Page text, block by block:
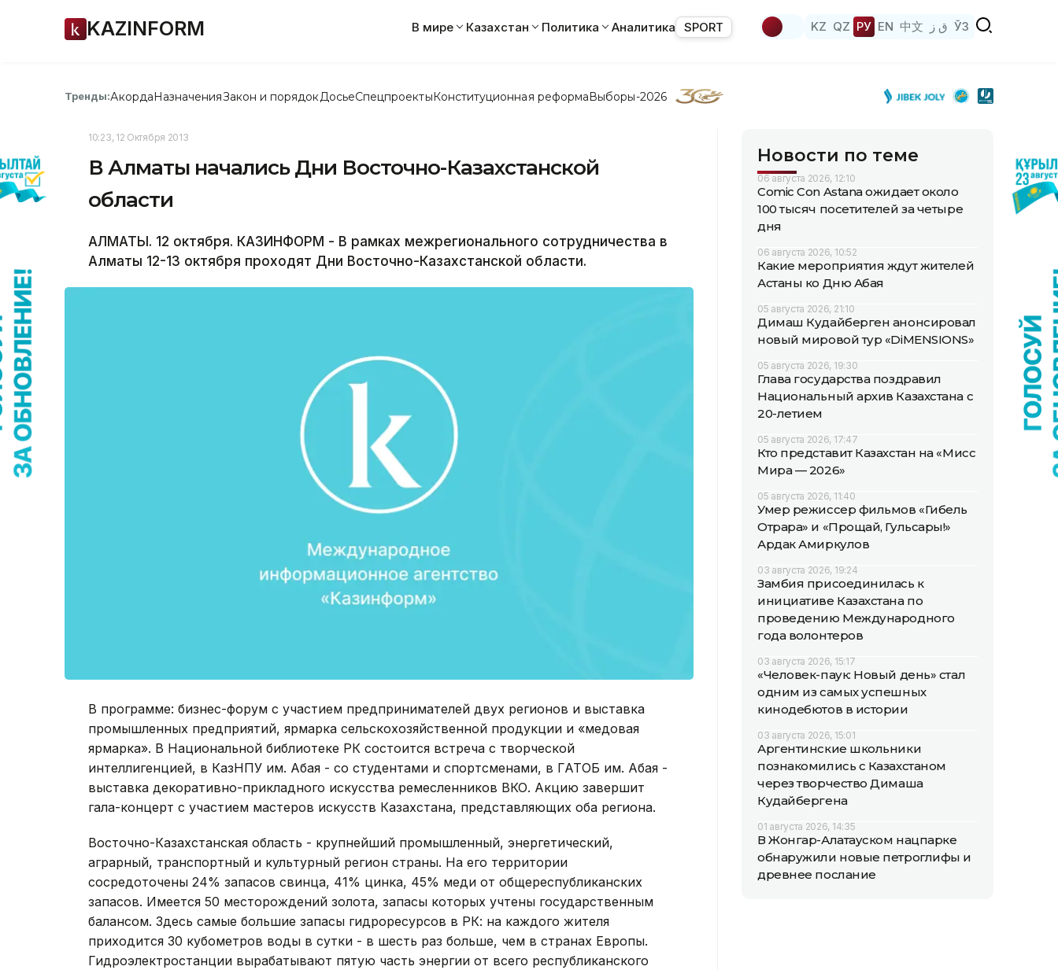
KAZINFORM В мире Казахстан Политика Аналитика SPORT KZ QZ РУ EN 中文 ق ز ЎЗ
Тренды:АкордаНазначенияЗакон и порядок ДосьеСпецпроектыКонституционная реформаВыборы-2026
10:23, 12 Октября 2013
В Алматы начались Дни Восточно-Казахстанской
области
АЛМАТЫ. 12 октября. КАЗИНФОРМ - В рамках межрегионального сотрудничества в
Алматы 12-13 октября проходят Дни Восточно-Казахстанской области.
В программе: бизнес-форум с участием предпринимателей двух регионов и выставка
промышленных предприятий, ярмарка сельскохозяйственной продукции и «медовая
ярмарка». В Национальной библиотеке РК состоится встреча с творческой
интеллигенцией, в КазНПУ им. Абая - со студентами и спортсменами, в ГАТОБ им. Абая -
выставка декоративно-прикладного искусства ремесленников ВКО. Акцию завершит
гала-концерт с участием мастеров искусств Казахстана, представляющих оба региона.
Восточно-Казахстанская область - крупнейший промышленный, энергетический,
аграрный, транспортный и культурный регион страны. На его территории
сосредоточены 24% запасов свинца, 41% цинка, 45% меди от общереспубликанских
запасов. Имеется 50 месторождений золота, запасы которых учтены государственным
балансом. Здесь самые большие запасы гидроресурсов в РК: на каждого жителя
приходится 30 кубометров воды в сутки - в шесть раз больше, чем в странах Европы.
Гидроэлектростанции вырабатывают пятую часть энергии от всего республиканского
Новости по теме
06 августа 2026, 12:10
Comic Con Astana ожидает около
100 тысяч посетителей за четыре
дня
06 августа 2026, 10:52
Какие мероприятия ждут жителей
Астаны ко Дню Абая
05 августа 2026, 21:10
Димаш Кудайберген анонсировал
новый мировой тур «DiMENSIONS»
05 августа 2026, 19:30
Глава государства поздравил
Национальный архив Казахстана с
20-летием
05 августа 2026, 17:47
Кто представит Казахстан на «Мисс
Мира — 2026»
05 августа 2026, 11:40
Умер режиссер фильмов «Гибель
Отрара» и «Прощай, Гульсары!»
Ардак Амиркулов
03 августа 2026, 19:24
Замбия присоединилась к
инициативе Казахстана по
проведению Международного
года волонтеров
03 августа 2026, 15:17
«Человек-паук: Новый день» стал
одним из самых успешных
кинодебютов в истории
03 августа 2026, 15:01
Аргентинские школьники
познакомились с Казахстаном
через творчество Димаша
Кудайбергена
01 августа 2026, 14:35
В Жонгар-Алатауском нацпарке
обнаружили новые петроглифы и
древнее послание